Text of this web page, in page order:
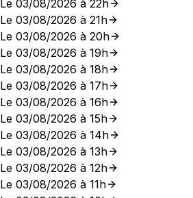
Le 03/08/2026 à 22h
Le 03/08/2026 à 21h
Le 03/08/2026 à 20h
Le 03/08/2026 à 19h
Le 03/08/2026 à 18h
Le 03/08/2026 à 17h
Le 03/08/2026 à 16h
Le 03/08/2026 à 15h
Le 03/08/2026 à 14h
Le 03/08/2026 à 13h
Le 03/08/2026 à 12h
Le 03/08/2026 à 11h